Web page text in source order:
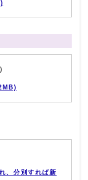
、分別すれば新